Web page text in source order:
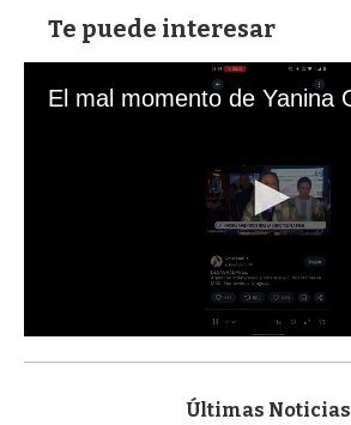
Te puede interesar
s
Últimas Noticias